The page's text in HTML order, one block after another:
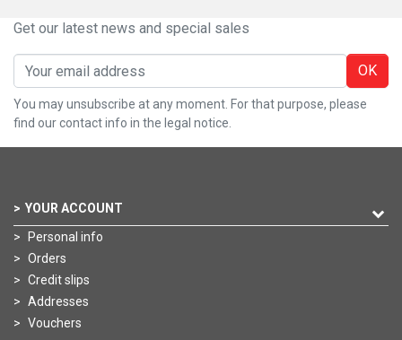
Get our latest news and special sales
OK
You may unsubscribe at any moment. For that purpose, please
find our contact info in the legal notice.
YOUR ACCOUNT
Personal info
Orders
Credit slips
Addresses
Vouchers